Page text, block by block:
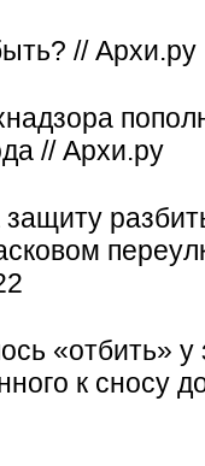
// Архи.ру
// Архи.ру
«отбить»
к сносу